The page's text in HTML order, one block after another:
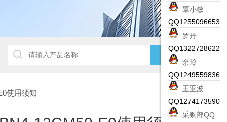
使用须知
覃小敏
QQ1255096653
罗丹
QQ1322728622
余玲
QQ1249559836
王亚波
QQ1274173590
采购部QQ